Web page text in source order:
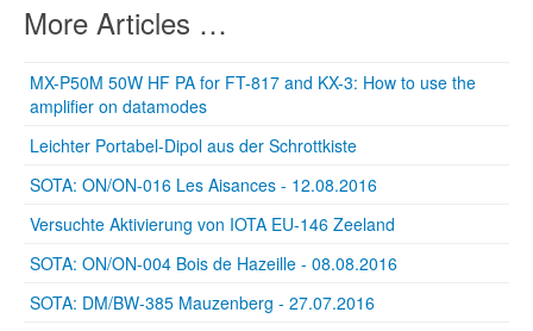
More Articles …
MX-P50M 50W HF PA for FT-817 and KX-3: How to use the
amplifier on datamodes
Leichter Portabel-Dipol aus der Schrottkiste
SOTA: ON/ON-016 Les Aisances - 12.08.2016
Versuchte Aktivierung von IOTA EU-146 Zeeland
SOTA: ON/ON-004 Bois de Hazeille - 08.08.2016
SOTA: DM/BW-385 Mauzenberg - 27.07.2016